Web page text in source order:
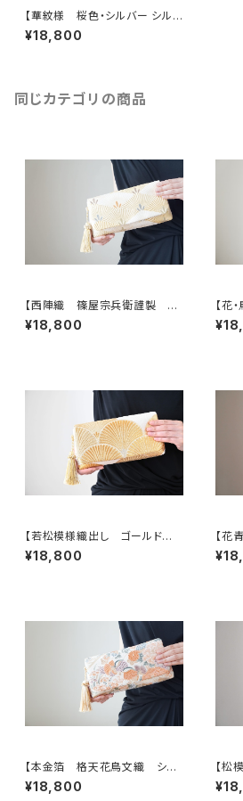
【華紋様 桜色・シルバー シルク
帯リメイク 2Way クラッチバッ
ク＆ハンドバック】結婚式、パー
¥18,800
同じカテゴリの商品
【西陣織 篠屋宗兵衛謹製 若
松模様 ゴールド シルク帯リ
メイク 2Wayクラッチ＆ハンドバ
¥18,800
【花
ジュ
チバ
【若松模様織出し ゴールド
シルク帯リメイク 2Wayクラッチ
＆ハンドバッグ】結婚式、パーティ
¥18,800
【
ルク
ハン
【本金箔 格天花鳥文織 シル
ク帯リメイク 2Wayクラッチ＆
ハンドバッグ】結婚式、パーティ
¥18,800
【
メイク 2Wayクラッチ＆
ッグ